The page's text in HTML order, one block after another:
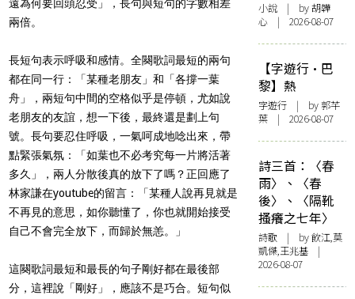
遠為何要回頭忍受」，長句與短句的字數相差
兩倍。
長短句表示呼吸和感情。全闋歌詞最短的兩句
都在同一行：「某種老朋友」和「各撐一葉
舟」，兩短句中間的空格似乎是停頓，尤如說
老朋友的友誼，想一下後，最終還是劃上句
號。長句要忍住呼吸，一氣呵成地唸出來，帶
點緊張氣氛：「如葉也不必考究每一片將活著
多久」，兩人分散後真的放下了嗎？正回應了
林家謙在youtube的留言：「某種人說再見就是
不再見的意思，如你聽懂了，你也就開始接受
自己不會完全放下，而歸於無恙。」
這闋歌詞最短和最長的句子剛好都在最後部
分，這裡說「剛好」，應該不是巧合。短句似
小說 | by 胡韡
心 | 2026-08-07
【字遊行·巴
黎】熱
字遊行 | by 郭芊
葉 | 2026-08-07
詩三首：〈春
雨〉、〈春
後〉、〈隔靴
搔癢之七年〉
詩歌 | by 飲江,莫
凱傑,王兆基 |
2026-08-07